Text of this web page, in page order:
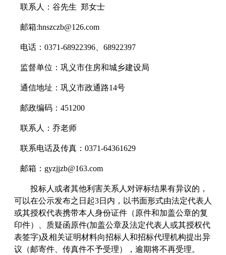
联系人：谷先生 郑女士
邮箱:hnszczb@126.com
电话： 0371-68922396、68922397
监督单位：巩义市住房和城乡建设局
通信地址：巩义市政通路14号
邮政编码： 451200
联系人：乔老师
联系电话及传真： 0371-64361629
邮箱： gyzjjzb@163.com
投标人或者其他利害关系人对评标结果有异议的，
可以在公示发布之日起3日内，以书面形式由法定代表人
或其授权代表携带本人身份证件（原件和加盖公章的复
印件）、质疑函原件(加盖公章及法定代表人或其授权代
表签字)及相关证明材料向招标人和招标代理机构提出异
议（邮寄件、传真件不予受理），逾期将不再受理。